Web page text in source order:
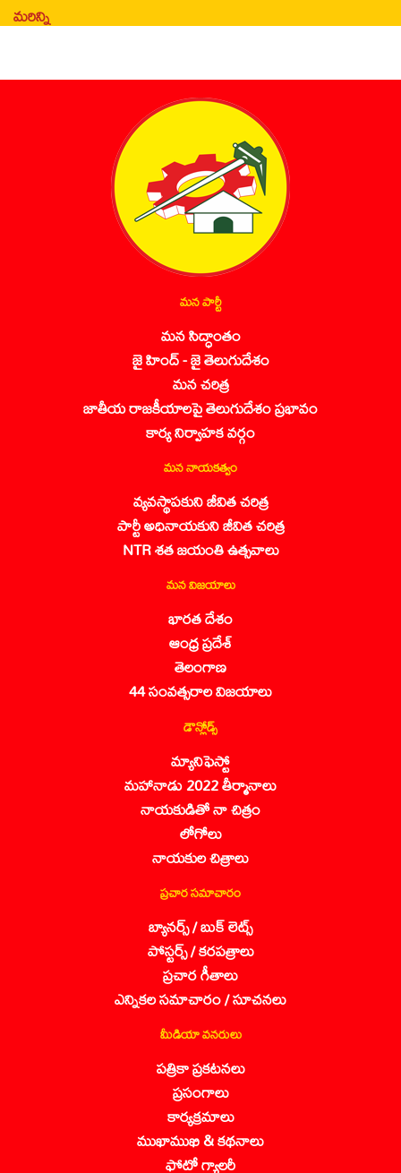
మరిన్ని
మన పార్టీ
మన సిద్ధాంతం
జై హింద్ - జై తెలుగుదేశం
మన చరిత్ర
జాతీయ రాజకీయాలపై తెలుగుదేశం ప్రభావం
కార్య నిర్వాహక వర్గం
మన నాయకత్వం
వ్యవస్థాపకుని జీవిత చరిత్ర
పార్టీ అధినాయకుని జీవిత చరిత్ర
NTR శత జయంతి ఉత్సవాలు
మన విజయాలు
భారత దేశం
ఆంధ్ర ప్రదేశ్
తెలంగాణ
44 సంవత్సరాల విజయాలు
డౌన్లోడ్స్
మ్యానిఫెస్టో
మహానాడు 2022 తీర్మానాలు
నాయకుడితో నా చిత్రం
లోగోలు
నాయకుల చిత్రాలు
ప్రచార సమాచారం
బ్యానర్స్ / బుక్ లెట్స్
పోస్టర్స్ / కరపత్రాలు
ప్రచార గీతాలు
ఎన్నికల సమాచారం / సూచనలు
మీడియా వనరులు
పత్రికా ప్రకటనలు
ప్రసంగాలు
కార్యక్రమాలు
ముఖాముఖి & కథనాలు
ఫోటో గ్యాలరీ